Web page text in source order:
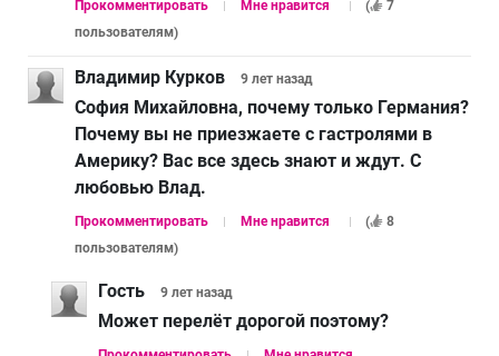
Прокомментировать Мне нравится (
7
пользователям)
Владимир Курков 9 лет назад
София Михайловна, почему только Германия?
Почему вы не приезжаете с гастролями в
Америку? Вас все здесь знают и ждут. С
любовью Влад.
Прокомментировать Мне нравится (
8
пользователям)
Гость 9 лет назад
Может перелёт дорогой поэтому?